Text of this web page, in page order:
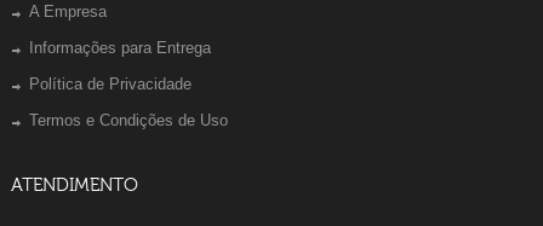
A Empresa
Informações para Entrega
Política de Privacidade
Termos e Condições de Uso
ATENDIMENTO